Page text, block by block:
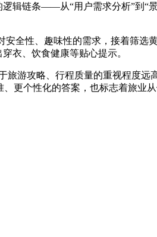
辑链条——从“用户需求分析”到“
全性、趣味性的需求，接着筛选
衣、饮食健康等贴心提示。
攻略、行程质量的重视程度远
更个性化的答案，也标志着旅业